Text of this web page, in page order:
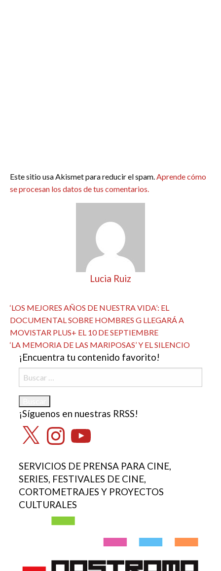
Este sitio usa Akismet para reducir el spam.Aprende cómo
se procesan los datos de tus comentarios.
Lucia Ruiz
Navegación
de
entradas
Entrada
anterior
‘LOS MEJORES AÑOS DE NUESTRA VIDA’: EL
DOCUMENTAL SOBRE HOMBRES G LLEGARÁ A
MOVISTAR PLUS+ EL 10 DE SEPTIEMBRE
Entrada
siguiente
‘LA MEMORIA DE LAS MARIPOSAS’ Y EL SILENCIO
¡Encuentra tu contenido favorito!
Buscar:
¡Síguenos en nuestras RRSS!
X InstagramYouTube
SERVICIOS DE PRENSA PARA CINE,
SERIES, FESTIVALES DE CINE,
CORTOMETRAJES Y PROYECTOS
CULTURALES